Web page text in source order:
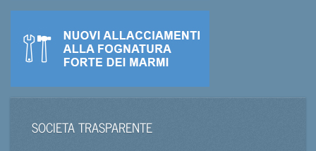
SOCIETA TRASPARENTE